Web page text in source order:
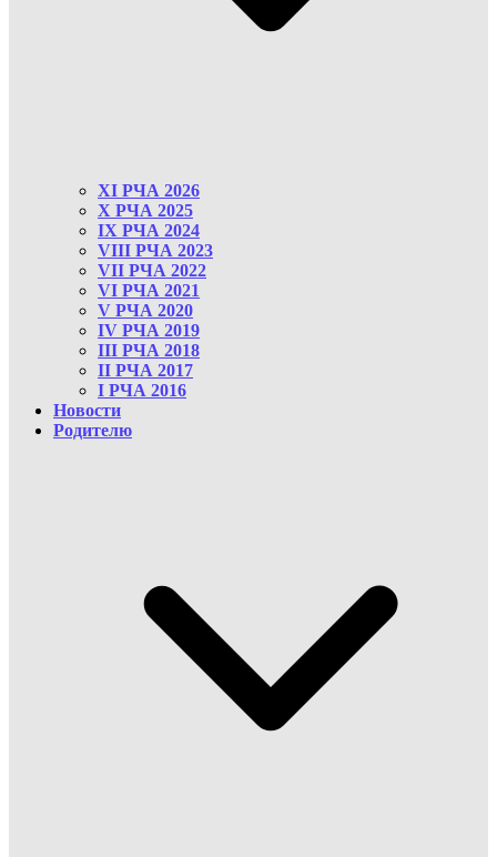
XI РЧА 2026
X РЧА 2025
IX РЧА 2024
VIII РЧА 2023
VII РЧА 2022
VI РЧА 2021
V РЧА 2020
IV РЧА 2019
III РЧА 2018
II РЧА 2017
I РЧА 2016
Новости
Родителю